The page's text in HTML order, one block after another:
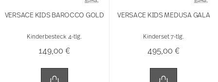
VERSACE KIDS BAROCCO GOLD
Kinderbesteck 4-tlg.
149,00 €
VERSACE KIDS MEDUSA GALA
Kinderset 7-tlg.
495,00 €